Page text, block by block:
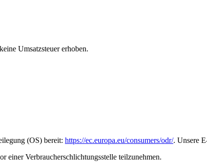
Umsatzsteuer erhoben.
(OS) bereit: https://ec.europa.eu/consumers/odr/. Unsere
einer Verbraucherschlichtungsstelle teilzunehmen.